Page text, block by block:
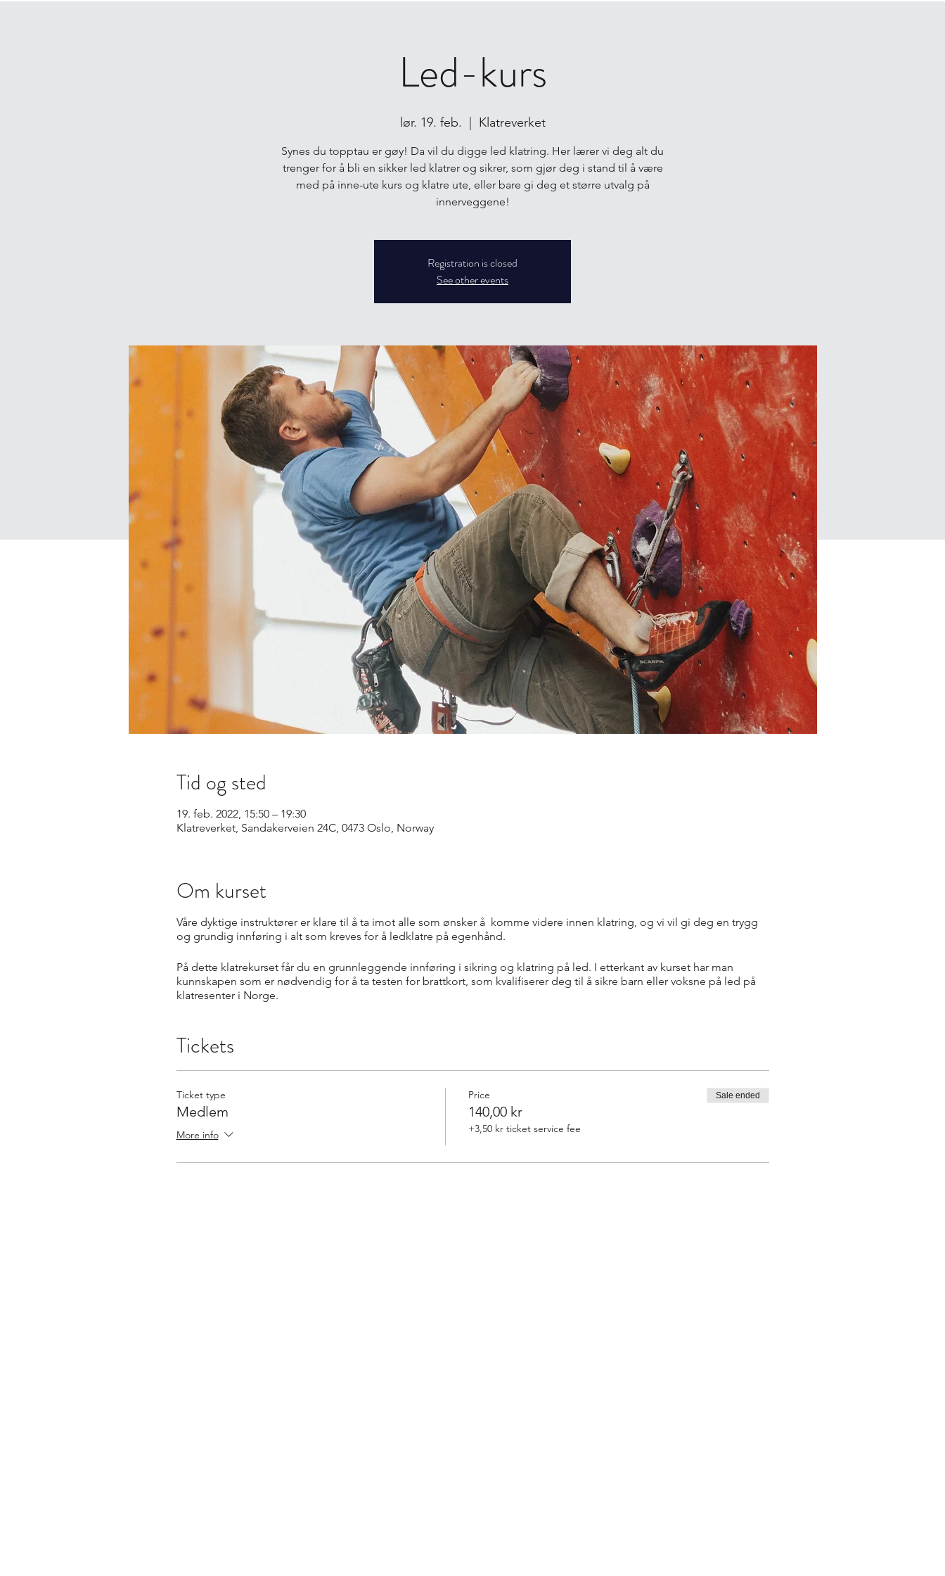
Led-kurs
lør. 19. feb. Klatreverket
Synes du topptau er gøy! Da vil du digge led klatring. Her lærer vi deg alt du
trenger for å bli en sikker led klatrer og sikrer, som gjør deg i stand til å være
med på inne-ute kurs og klatre ute, eller bare gi deg et større utvalg på
innerveggene!
Registration is closed
See other events
Tid og sted
19. feb. 2022, 15:50 – 19:30
Klatreverket, Sandakerveien 24C, 0473 Oslo, Norway
Om kurset
Våre dyktige instruktører er klare til å ta imot alle som ønsker å komme videre innen klatring, og vi vil gi deg en trygg
og grundig innføring i alt som kreves for å ledklatre på egenhånd.
På dette klatrekurset får du en grunnleggende innføring i sikring og klatring på led. I etterkant av kurset har man
kunnskapen som er nødvendig for å ta testen for brattkort, som kvalifiserer deg til å sikre barn eller voksne på led på
klatresenter i Norge.
Tickets
Ticket type
Medlem
More info
Price
140,00 kr
+3,50 kr ticket service fee
Sale ended